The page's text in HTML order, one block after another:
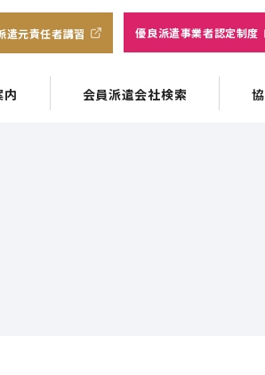
遣元責任者講習 優良派遣事業者認定制度
内 会員派遣会社検索